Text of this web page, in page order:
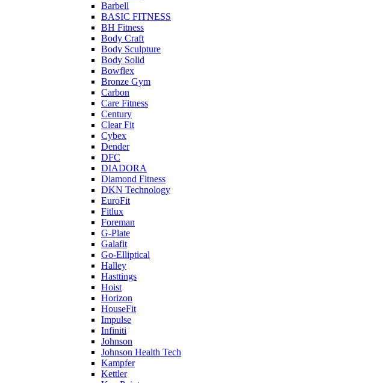
Barbell
BASIC FITNESS
BH Fitness
Body Craft
Body Sculpture
Body Solid
Bowflex
Bronze Gym
Carbon
Care Fitness
Century
Clear Fit
Cybex
Dender
DFC
DIADORA
Diamond Fitness
DKN Technology
EuroFit
Fitlux
Foreman
G-Plate
Galafit
Go-Elliptical
Halley
Hasttings
Hoist
Horizon
HouseFit
Impulse
Infiniti
Johnson
Johnson Health Tech
Kampfer
Kettler